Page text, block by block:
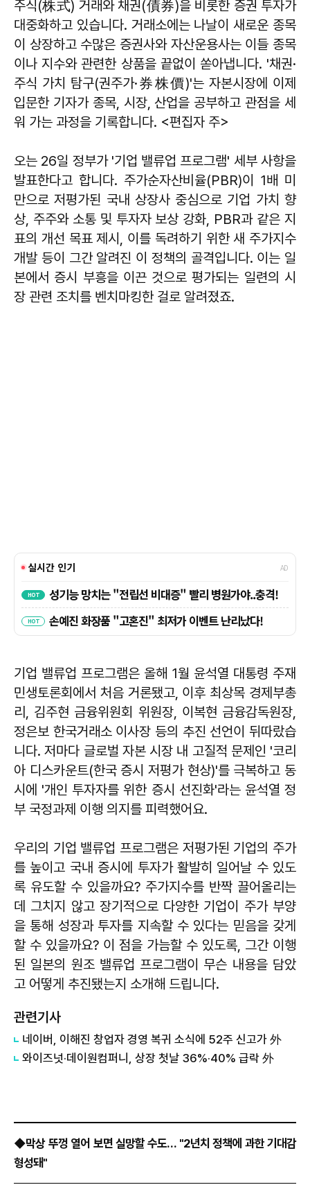
주식(株式) 거래와 채권(債券)을 비롯한 증권 투자가
대중화하고 있습니다. 거래소에는 나날이 새로운 종목
이 상장하고 수많은 증권사와 자산운용사는 이들 종목
이나 지수와 관련한 상품을 끝없이 쏟아냅니다. '채권·
주식 가치 탐구(권주가·券株價)'는 자본시장에 이제
입문한 기자가 종목, 시장, 산업을 공부하고 관점을 세
워 가는 과정을 기록합니다. <편집자 주>
오는 26일 정부가 '기업 밸류업 프로그램' 세부 사항을
발표한다고 합니다. 주가순자산비율(PBR)이 1배 미
만으로 저평가된 국내 상장사 중심으로 기업 가치 향
상, 주주와 소통 및 투자자 보상 강화, PBR과 같은 지
표의 개선 목표 제시, 이를 독려하기 위한 새 주가지수
개발 등이 그간 알려진 이 정책의 골격입니다. 이는 일
본에서 증시 부흥을 이끈 것으로 평가되는 일련의 시
장 관련 조치를 벤치마킹한 걸로 알려졌죠.
기업 밸류업 프로그램은 올해 1월 윤석열 대통령 주재
민생토론회에서 처음 거론됐고, 이후 최상목 경제부총
리, 김주현 금융위원회 위원장, 이복현 금융감독원장,
정은보 한국거래소 이사장 등의 추진 선언이 뒤따랐습
니다. 저마다 글로벌 자본 시장 내 고질적 문제인 '코리
아 디스카운트(한국 증시 저평가 현상)'를 극복하고 동
시에 '개인 투자자를 위한 증시 선진화'라는 윤석열 정
부 국정과제 이행 의지를 피력했어요.
우리의 기업 밸류업 프로그램은 저평가된 기업의 주가
를 높이고 국내 증시에 투자가 활발히 일어날 수 있도
록 유도할 수 있을까요? 주가지수를 반짝 끌어올리는
데 그치지 않고 장기적으로 다양한 기업이 주가 부양
을 통해 성장과 투자를 지속할 수 있다는 믿음을 갖게
할 수 있을까요? 이 점을 가늠할 수 있도록, 그간 이행
된 일본의 원조 밸류업 프로그램이 무슨 내용을 담았
고 어떻게 추진됐는지 소개해 드립니다.
관련기사
네이버, 이해진 창업자 경영 복귀 소식에 52주 신고가 外
와이즈넛·데이원컴퍼니, 상장 첫날 36%·40% 급락 外
◆막상 뚜껑 열어 보면 실망할 수도… "2년치 정책에 과한 기대감
형성돼"